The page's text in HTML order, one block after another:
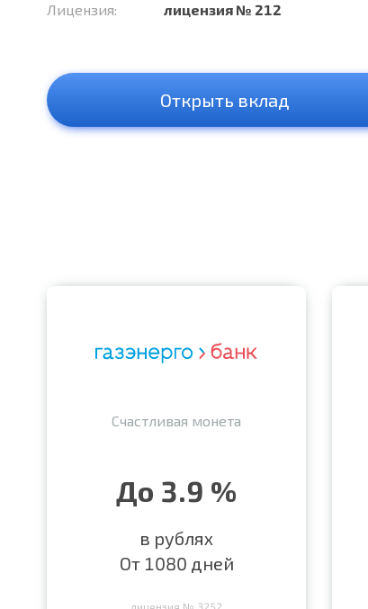
Лицензия: лицензия № 212
Открыть вклад
Счастливая монета
До 3.9 %
в рублях
От 1080 дней
лицензия № 3252